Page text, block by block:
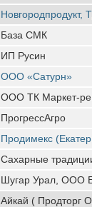
Новгородпродукт,
База СМК
ИП Русин
ООО «Сатурн»
ООО ТК Маркет-
ПрогрессАгро
Продимекс
Сахарные
Шугар Урал, ООО
Айкай ( Продторг